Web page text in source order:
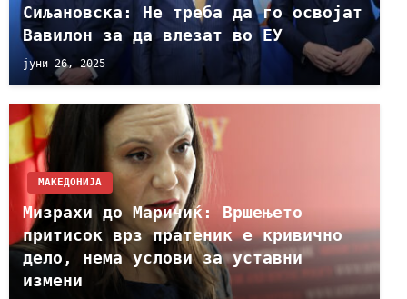
Сиљановска: Не треба да го освојат
Вавилон за да влезат во ЕУ
јуни 26, 2025
МАКЕДОНИЈА
Мизрахи до Маричиќ: Вршењето
притисок врз пратеник е кривично
дело, нема услови за уставни
измени